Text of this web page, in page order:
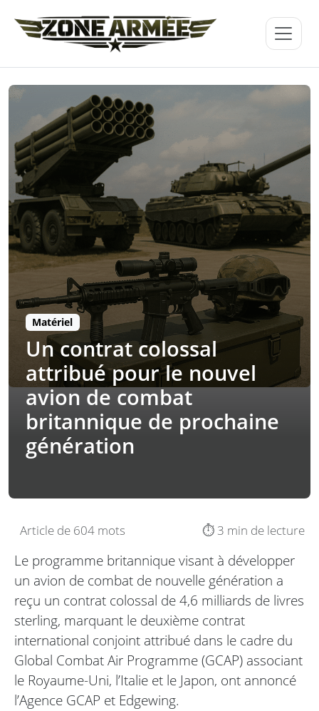
Matériel
Un contrat colossal
attribué pour le nouvel
avion de combat
britannique de prochaine
génération
Article de 604 mots ⏱️ 3 min de lecture
Le programme britannique visant à développer
un avion de combat de nouvelle génération a
reçu un contrat colossal de 4,6 milliards de livres
sterling, marquant le deuxième contrat
international conjoint attribué dans le cadre du
Global Combat Air Programme (GCAP) associant
le Royaume-Uni, l’Italie et le Japon, ont annoncé
l’Agence GCAP et Edgewing.